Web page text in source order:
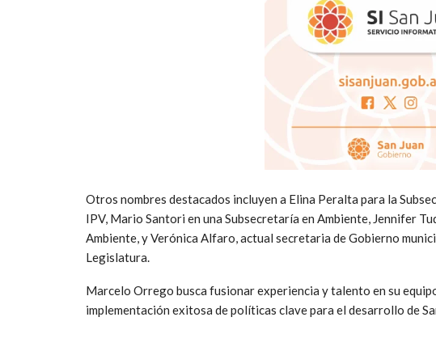
Otros nombres destacados incluyen a Elina Peralta para la
IPV, Mario Santori en una Subsecretaría en Ambiente, Jennifer
Ambiente, y Verónica Alfaro, actual secretaria de Gobierno
Legislatura.
Marcelo Orrego busca fusionar experiencia y talento en su
implementación exitosa de políticas clave para el desarrollo de